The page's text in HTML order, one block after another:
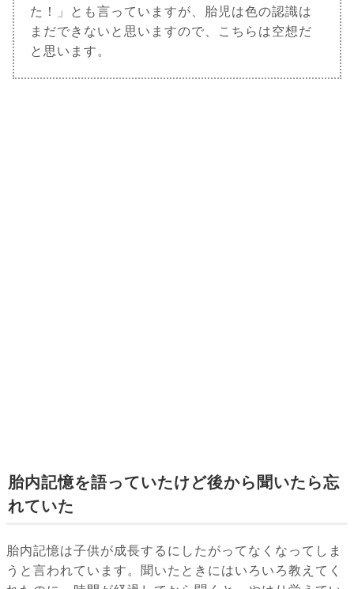
た！」とも言っていますが、胎児は色の認識は
まだできないと思いますので、こちらは空想だ
と思います。
胎内記憶を語っていたけど後から聞いたら忘
れていた
胎内記憶は子供が成長するにしたがってなくなってしま
うと言われています。聞いたときにはいろいろ教えてく